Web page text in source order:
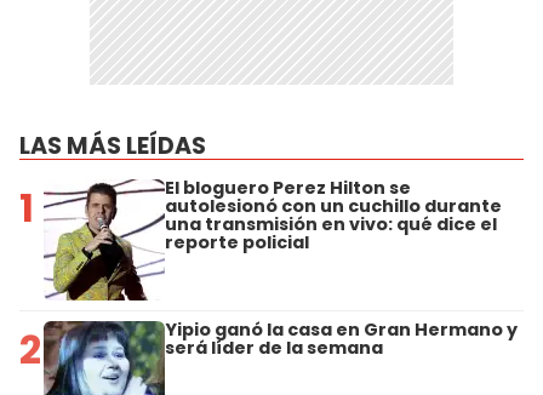
LAS MÁS LEÍDAS
1 El bloguero Perez Hilton se
autolesionó con un cuchillo durante
una transmisión en vivo: qué dice el
reporte policial
2 Yipio ganó la casa en Gran Hermano y
será líder de la semana